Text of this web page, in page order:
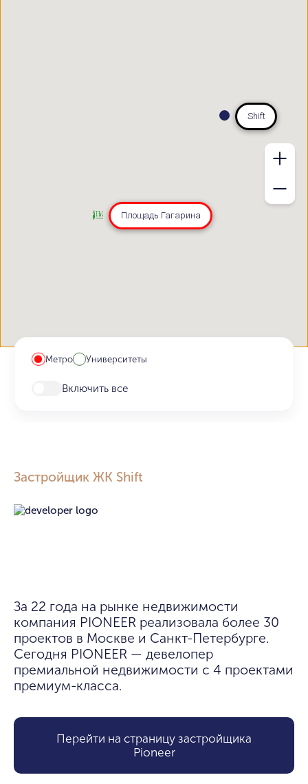
Площадь Гагарина
Shift
Метро Университеты
Включить все
Застройщик ЖК Shift
За 22 года на рынке недвижимости
компания PIONEER реализовала более 30
проектов в Москве и Санкт-Петербурге.
Сегодня PIONEER — девелопер
премиальной недвижимости с 4 проектами
премиум-класса.
Перейти на страницу застройщика
Pioneer